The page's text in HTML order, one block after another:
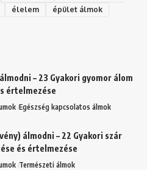
élelem
épület álmok
– 23 Gyakori gyomor álom
értelmezése
Egészség kapcsolatos álmok
álmodni – 22 Gyakori szár
és értelmezése
Természeti álmok